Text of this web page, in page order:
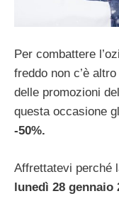
Per combattere
freddo non c’è
delle promozioni
questa occasione
-50%.
Affrettatevi perché
lunedì 28 gennaio